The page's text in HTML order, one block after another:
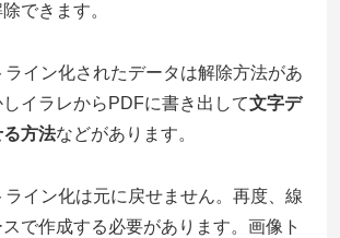
できます。
イン化されたデータは解除方法があ
イラレからPDFに書き出して文字デ
方法などがあります。
イン化は元に戻せません。再度、線
で作成する必要があります。画像ト